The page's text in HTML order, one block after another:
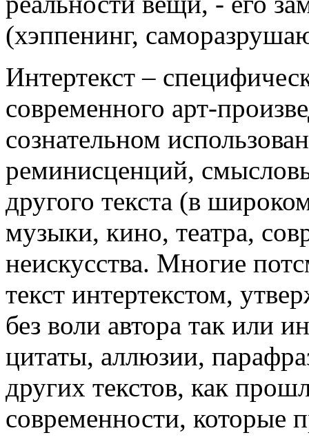
(хэппенинг,
Интертекст –
современного арт-
сознательном
реминисценций,
другого текста (в
музыки, кино, театра,
неискусства. Многие
текст интертекстом,
без воли автора так или
цитаты, аллюзии,
других текстов, как
современности, которые